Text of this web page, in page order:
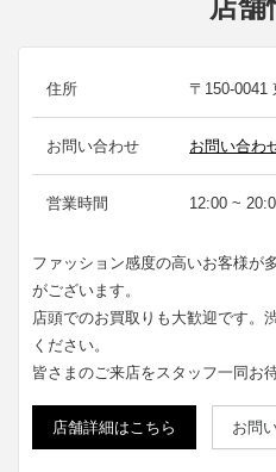
店舗
住所 〒150-0041
お問い合わせ お問い合わ
営業時間 12:00 ~
ファッション感度の高いお客様が
がございます。
店頭でのお買取りも大歓迎です。
ください。
皆さまのご来店をスタッフ一同お
店舗詳細はこちら お問